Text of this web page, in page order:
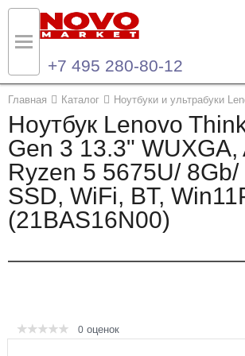
+7 495 280-80-12
Главная Каталог Ноутбуки и ультрабуки
Ноутбук Lenovo
Gen 3 13.3" WUXGA,
Ryzen 5 5675U/ 8Gb/
SSD, WiFi, BT,
(21BAS16N00)
0 оценок
Назад
Каталог продукции
Ноутбуки и ультрабуки
Компьютеры
Назад
Контакты
Контактная информация